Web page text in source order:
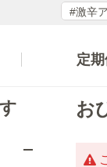
#激辛
定
お